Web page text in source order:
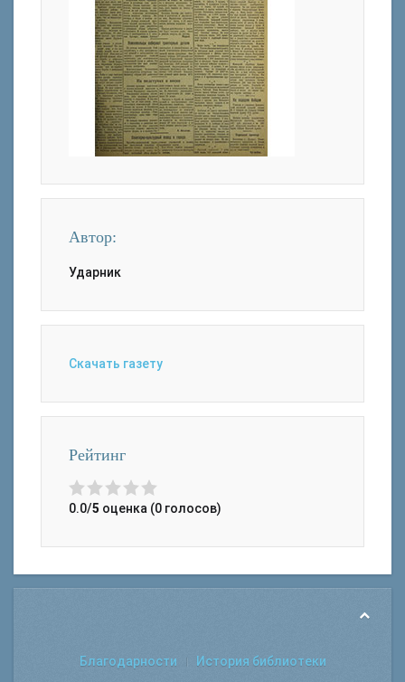
Автор:
Ударник
Скачать газету
Рейтинг
0.0/5 оценка (0 голосов)
Благодарности История библиотеки